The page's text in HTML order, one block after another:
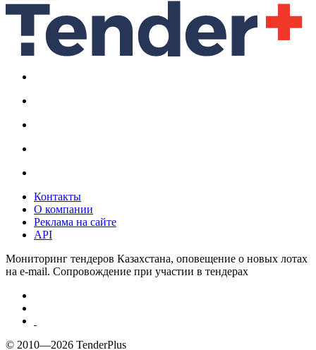
Контакты
О компании
Реклама на сайте
API
Мониторинг тендеров Казахстана, оповещение о новых лотах
на e-mail. Сопровождение при участии в тендерах
© 2010—2026 TenderPlus